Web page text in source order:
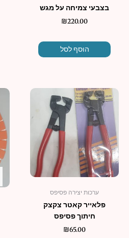
בצבעי צמיחה על מגש
₪220.00
הוסף לסל
ערכות יצירה פסיפס
פלאייר קאטר צקצק
חיתוך פסיפס
₪65.00